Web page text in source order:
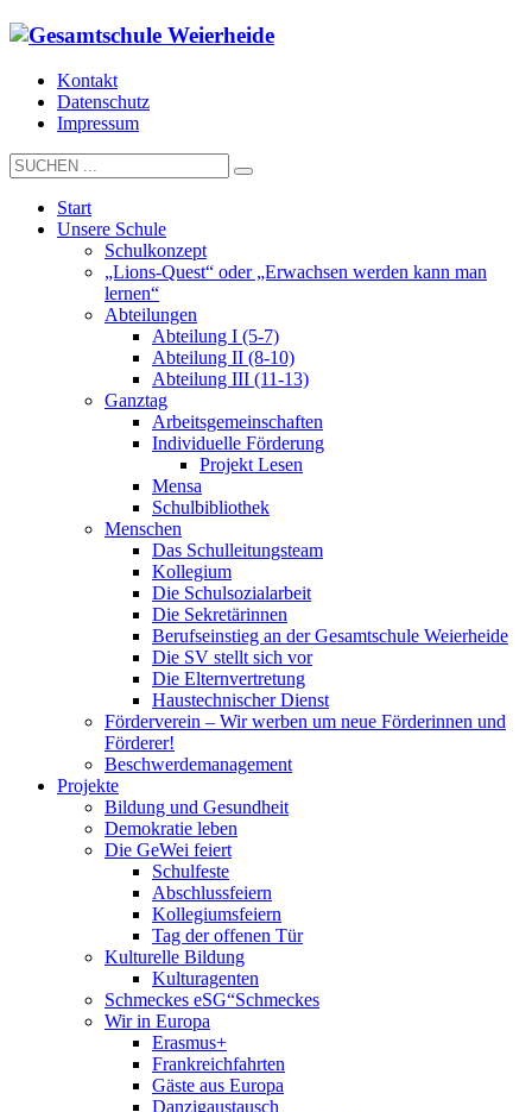
Kontakt
Datenschutz
Impressum
Start
Unsere Schule
Schulkonzept
„Lions-Quest“ oder „Erwachsen werden kann man
lernen“
Abteilungen
Abteilung I (5-7)
Abteilung II (8-10)
Abteilung III (11-13)
Ganztag
Arbeitsgemeinschaften
Individuelle Förderung
Projekt Lesen
Mensa
Schulbibliothek
Menschen
Das Schulleitungsteam
Kollegium
Die Schulsozialarbeit
Die Sekretärinnen
Berufseinstieg an der Gesamtschule Weierheide
Die SV stellt sich vor
Die Elternvertretung
Haustechnischer Dienst
Förderverein – Wir werben um neue Förderinnen und
Förderer!
Beschwerdemanagement
Projekte
Bildung und Gesundheit
Demokratie leben
Die GeWei feiert
Schulfeste
Abschlussfeiern
Kollegiumsfeiern
Tag der offenen Tür
Kulturelle Bildung
Kulturagenten
Schmeckes eSG“Schmeckes
Wir in Europa
Erasmus+
Frankreichfahrten
Gäste aus Europa
Danzigaustausch